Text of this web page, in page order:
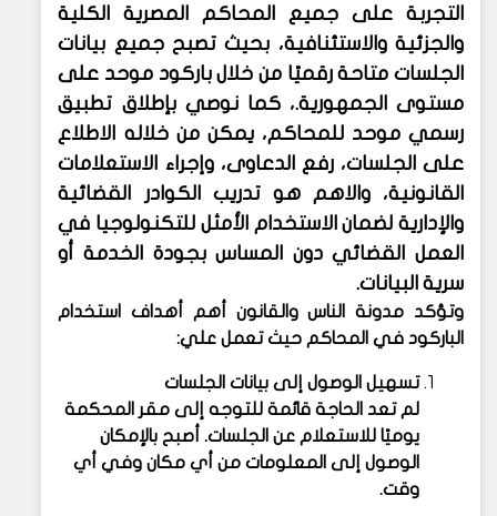
التجربة على جميع المحاكم المصرية الكلية
والجزئية والاستئنافية، بحيث تصبح جميع بيانات
الجلسات متاحة رقميًا من خلال باركود موحد على
مستوى الجمهورية.، كما نوصي بإطلاق تطبيق
رسمي موحد للمحاكم،يمكن من خلاله الاطلاع
على الجلسات، رفع الدعاوى، وإجراء الاستعلامات
القانونية، والاهم هوتدريب الكوادر القضائية
والإدارية لضمان الاستخدام الأمثل للتكنولوجيا في
العمل القضائي دون المساس بجودة الخدمة أو
سرية البيانات.
وتؤكد مدونة الناس والقانون أهم أهداف استخدام
الباركود في المحاكم حيث تعمل علي:
تسهيل الوصول إلى بيانات الجلسات
لم تعد الحاجة قائمة للتوجه إلى مقر المحكمة
يوميًا للاستعلام عن الجلسات. أصبح بالإمكان
الوصول إلى المعلومات من أي مكان وفي أي
وقت.